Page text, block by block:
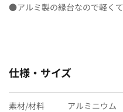
●アルミ製の縁台なので軽くて
仕様・サイズ
素材/材料 アルミニウム